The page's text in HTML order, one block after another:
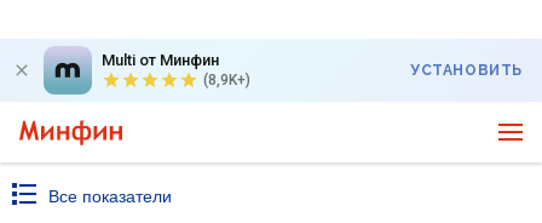
Multi от Минфин
(8,9K+)
УСТАНОВИТЬ
Все показатели